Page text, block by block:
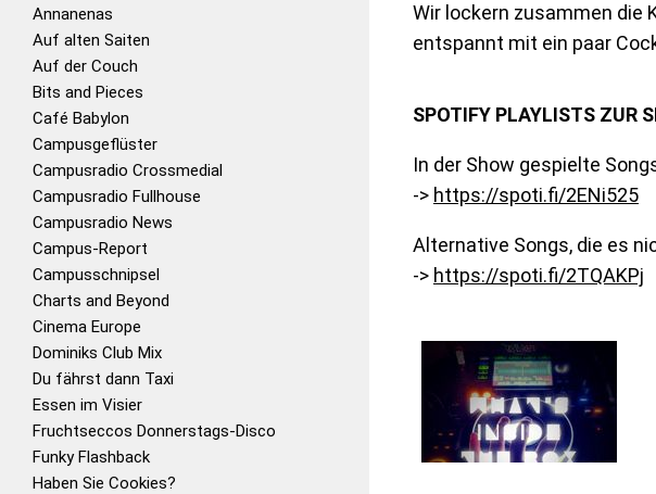
Wir lockern zusammen die
entspannt mit ein paar
SPOTIFY PLAYLISTS ZUR
In der Show gespielte
-> https://spoti.fi/2ENi525
Alternative Songs, die es
-> https://spoti.fi/2TQAKPj
Annanenas
Auf alten Saiten
Auf der Couch
Bits and Pieces
Café Babylon
Campusgeflüster
Campusradio Crossmedial
Campusradio Fullhouse
Campusradio News
Campus-Report
Campusschnipsel
Charts and Beyond
Cinema Europe
Dominiks Club Mix
Du fährst dann Taxi
Essen im Visier
Fruchtseccos Donnerstags-Disco
Funky Flashback
Haben Sie Cookies?